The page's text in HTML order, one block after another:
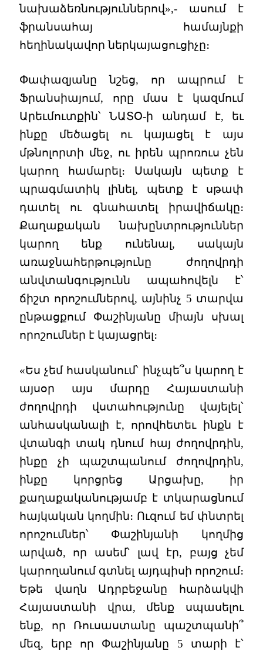
նախաձեռնություններով»,- ասում է
ֆրանսահայ համայնքի
հեղինակավոր ներկայացուցիչը։
Փափազյանը նշեց, որ ապրում է
Ֆրանսիայում, որը մաս է կազմում
Արեւմուտքին՝ ՆԱՏՕ-ի անդամ է, եւ
ինքը մեծացել ու կայացել է այս
մթնոլորտի մեջ, ու իրեն պրոռուս չեն
կարող համարել։ Սակայն պետք է
պրագմատիկ լինել, պետք է սթափ
դատել ու գնահատել իրավիճակը։
Քաղաքական նախընտրություններ
կարող ենք ունենալ, սակայն
առաջնահերթությունը ժողովրդի
անվտանգությունն ապահովելն է՝
ճիշտ որոշումներով, այնինչ 5 տարվա
ընթացքում Փաշինյանը միայն սխալ
որոշումներ է կայացրել։
«Ես չեմ հասկանում՝ ինչպե՞ս կարող է
այսօր այս մարդը Հայաստանի
ժողովրդի վստահությունը վայելել՝
անհասկանալի է, որովհետեւ ինքն է
վտանգի տակ դնում հայ ժողովրդին,
ինքը չի պաշտպանում ժողովրդին,
ինքը կորցրեց Արցախը, իր
քաղաքականությամբ է տկարացնում
հայկական կողմին։ Ուզում եմ փնտրել
որոշումներ՝ Փաշինյանի կողմից
արված, որ ասեմ՝ լավ էր, բայց չեմ
կարողանում գտնել այդպիսի որոշում։
Եթե վաղն Ադրբեջանը հարձակվի
Հայաստանի վրա, մենք սպասելու
ենք, որ Ռուսաստանը պաշտպանի՞
մեզ, երբ որ Փաշինյանը 5 տարի է՝